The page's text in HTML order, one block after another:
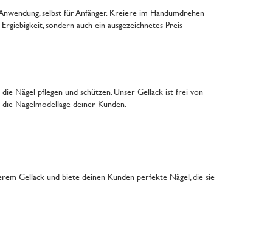
selbst für Anfänger. Kreiere im Handumdrehen
sondern auch ein ausgezeichnetes Preis-
Nägel pflegen und schützen. Unser Gellack ist frei von
Nagelmodellage deiner Kunden.
Gellack und biete deinen Kunden perfekte Nägel, die sie